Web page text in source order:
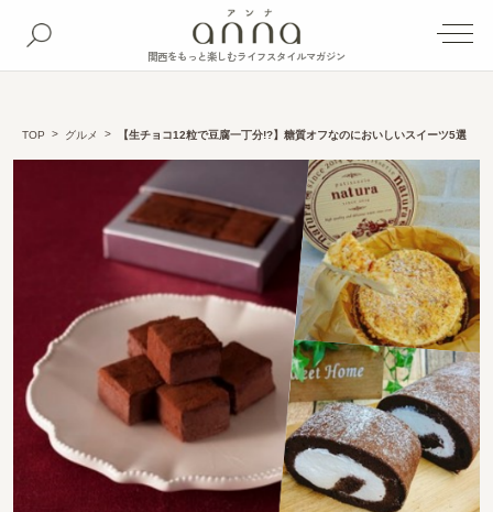
関西をもっと楽しむライフスタイルマガジン
TOP グルメ 【生チョコ12粒で豆腐一丁分!?】糖質オフなのにおいしいスイーツ5選